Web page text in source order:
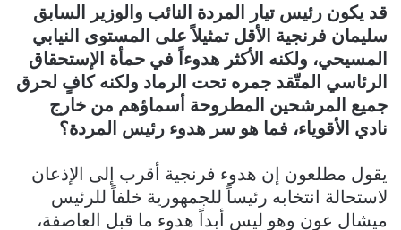
قد يكون رئيس تيار المردة النائب والوزير السابق
سليمان فرنجية الأقل تمثيلاً على المستوى النيابي
المسيحي، ولكنه الأكثر هدوءاً في حمأة الإستحقاق
الرئاسي المتّقد جمره تحت الرماد ولكنه كافٍ لحرق
جميع المرشحين المطروحة أسماؤهم من خارج
نادي الأقوياء، فما هو سر هدوء رئيس المردة؟
يقول مطلعون إن هدوء فرنجية أقرب إلى الإذعان
لاستحالة انتخابه رئيساً للجمهورية خلفاً للرئيس
ميشال عون وهو ليس أبداً هدوء ما قبل العاصفة،